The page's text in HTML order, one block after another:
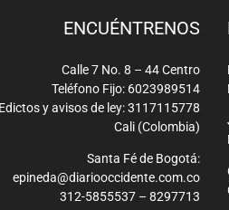
ENCUÉNTRENOS
Calle 7 No. 8 – 44 Centro
Teléfono Fijo: 6023989514
Edictos y avisos de ley: 3117115778
Cali (Colombia)
Santa Fé de Bogotá:
epineda@diariooccidente.com.co
312-5855537 – 8297713